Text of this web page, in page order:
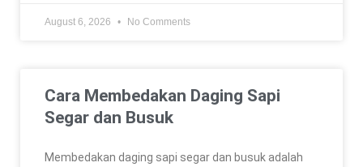
August 6, 2026 No Comments
Cara Membedakan Daging Sapi
Segar dan Busuk
Membedakan daging sapi segar dan busuk adalah